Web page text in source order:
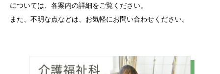
については、各案内の詳細をご覧ください。
また、不明な点などは、お気軽にお問い合わせください。